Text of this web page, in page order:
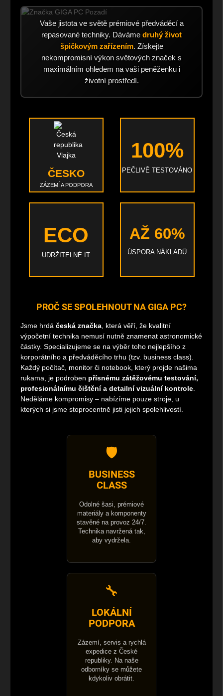
Vaše jistota ve světě prémiové předváděcí a
repasované techniky. Dáváme druhý život
špičkovým zařízením. Získejte
nekompromisní výkon světových značek s
maximálním ohledem na vaši peněženku i
životní prostředí.
ČESKO
ZÁZEMÍ A PODPORA
100%
PEČLIVĚ TESTOVÁNO
ECO
UDRŽITELNÉ IT
AŽ 60%
ÚSPORA NÁKLADŮ
PROČ SE SPOLEHNOUT NA GIGA PC?
Jsme hrdá česká značka , která věří, že kvalitní
výpočetní technika nemusí nutně znamenat astronomické
částky. Specializujeme se na výběr toho nejlepšího z
korporátního a předváděcího trhu (tzv. business class).
Každý počítač, monitor či notebook, který projde našima
rukama, je podroben přísnému zátěžovému testování,
profesionálnímu čištění a detailní vizuální kontrole
Neděláme kompromisy – nabízíme pouze stroje, u
kterých si jsme stoprocentně jisti jejich spolehlivostí.
🛡️
BUSINESS
CLASS
Odolné šasi, prémiové
materiály a komponenty
stavěné na provoz 24/7.
Technika navržená tak,
aby vydržela.
🔧
LOKÁLNÍ
PODPORA
Zázemí, servis a rychlá
expedice z České
republiky. Na naše
odborníky se můžete
kdykoliv obrátit.